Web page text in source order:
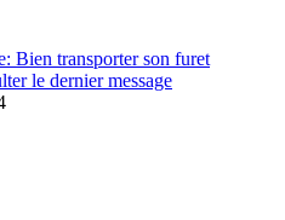
Bien transporter son furet
le dernier message